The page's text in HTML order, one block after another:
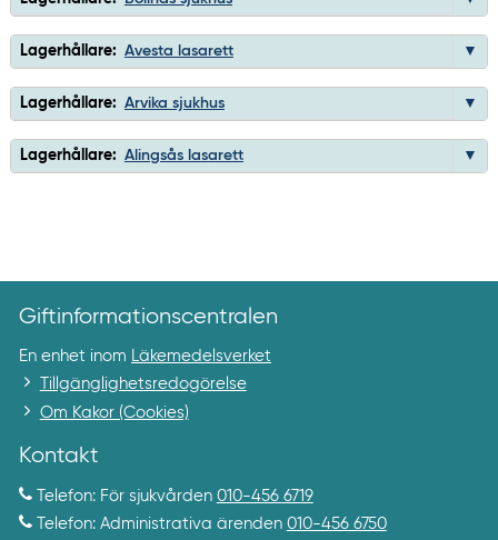
Lagerhållare: Avesta lasarett
Lagerhållare: Arvika sjukhus
Lagerhållare: Alingsås lasarett
Giftinformationscentralen
En enhet inom
Läkemedelsverket
Tillgänglighetsredogörelse
Om Kakor (Cookies)
Kontakt
Telefon: För sjukvården 010-456 6719
Telefon: Administrativa ärenden 010-456 6750